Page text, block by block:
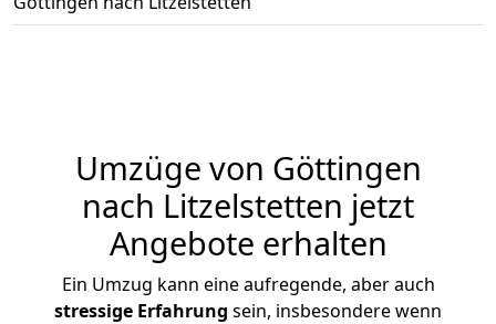
Umzüge von Göttingen
nach Litzelstetten jetzt
Angebote erhalten
Ein Umzug kann eine aufregende, aber auch
stressige Erfahrung sein, insbesondere wenn